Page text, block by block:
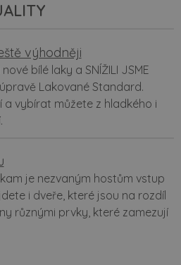
výhodněji
bílé laky a SNÍŽILI JSME
Lakované Standard.
a vybírat můžete z hladkého i
je nezvaným hostům vstup
i dveře, které jsou na rozdíl
různými prvky, které zamezují